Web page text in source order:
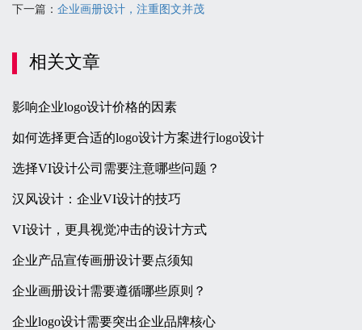
下一篇： 企业画册设计，注重图文并茂
相关文章
影响企业logo设计价格的因素
如何选择更合适的logo设计方案进行logo设计
选择VI设计公司需要注意哪些问题？
汉风设计：企业VI设计的技巧
VI设计，更具视觉冲击的设计方式
企业产品宣传画册设计要点须知
企业画册设计需要遵循哪些原则？
企业logo设计需要突出企业品牌核心